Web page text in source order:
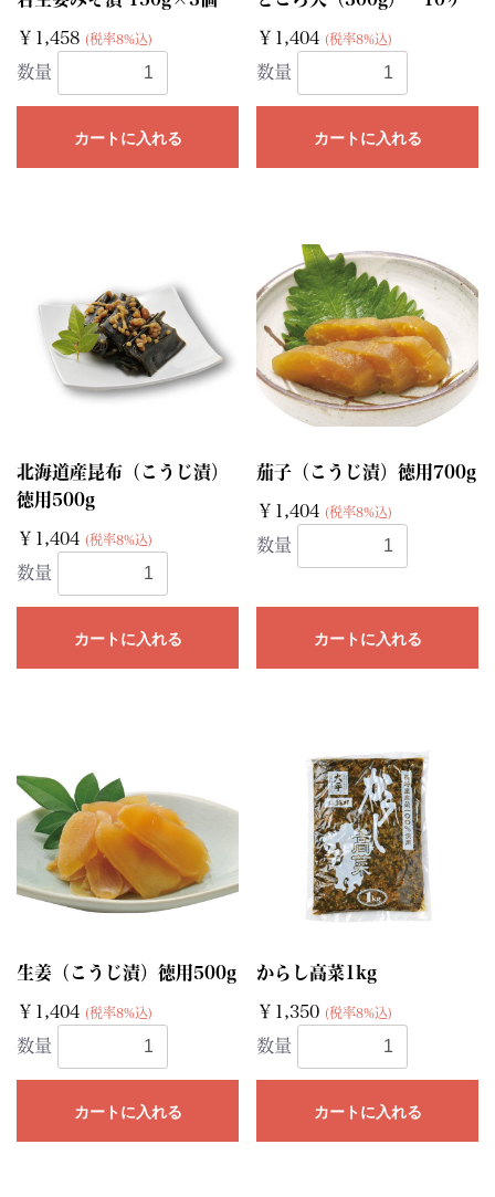
￥1,458 (税率8%込)
数量
カートに入れる
￥1,404 (税率8%込)
数量
カートに入れる
北海道産昆布（こうじ漬）
徳用500g
￥1,404 (税率8%込)
数量
カートに入れる
茄子（こうじ漬）徳用700g
￥1,404 (税率8%込)
数量
カートに入れる
生姜（こうじ漬）徳用500g
￥1,404 (税率8%込)
数量
カートに入れる
からし高菜1kg
￥1,350 (税率8%込)
数量
カートに入れる